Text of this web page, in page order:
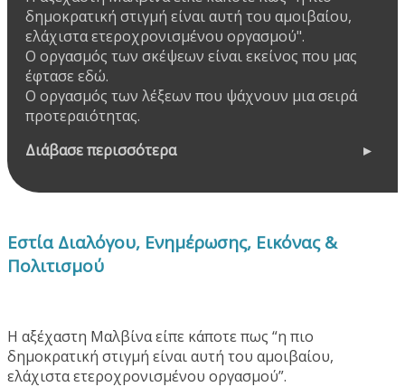
δημοκρατική στιγμή είναι αυτή του αμοιβαίου,
ελάχιστα ετεροχρονισμένου οργασμού".
Ο οργασμός των σκέψεων είναι εκείνος που μας
έφτασε εδώ.
Ο οργασμός των λέξεων που ψάχνουν μια σειρά
προτεραιότητας.
Διάβασε περισσότερα
Εστία Διαλόγου, Ενημέρωσης, Εικόνας &
Πολιτισμού
Η αξέχαστη Μαλβίνα είπε κάποτε πως “η πιο
δημοκρατική στιγμή είναι αυτή του αμοιβαίου,
ελάχιστα ετεροχρονισμένου οργασμού”.